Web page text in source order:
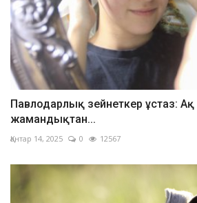
Павлодарлық зейнеткер ұстаз: Ақ
жамандықтан...
Қантар 14, 2025 0 12567